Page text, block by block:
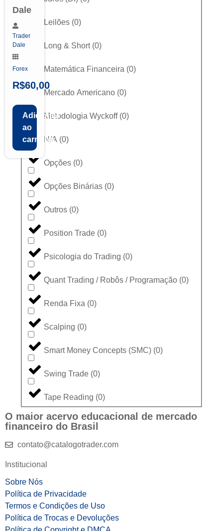
Leilões (0)
Long & Short (0)
Matemática Financeira (0)
Mercado Americano (0)
Metodologia Wyckoff (0)
N/A (0)
Opções (0)
Opções Binárias (0)
Outros (0)
Position Trade (0)
Psicologia do Trading (0)
Quant Trading / Robôs / Programação (0)
Renda Fixa (0)
Scalping (0)
Smart Money Concepts (SMC) (0)
Swing Trade (0)
Tape Reading (0)
Dale
Trader
Dale
Forex
R$60,00
Adicionar
ao
carrinho
O maior acervo educacional de mercado
financeiro do Brasil
contato@catalogotrader.com
Institucional
Sobre Nós
Política de Privacidade
Termos e Condições de Uso
Política de Trocas e Devoluções